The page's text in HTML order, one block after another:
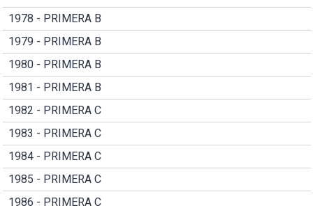
1978 - PRIMERA B
1979 - PRIMERA B
1980 - PRIMERA B
1981 - PRIMERA B
1982 - PRIMERA C
1983 - PRIMERA C
1984 - PRIMERA C
1985 - PRIMERA C
1986 - PRIMERA C